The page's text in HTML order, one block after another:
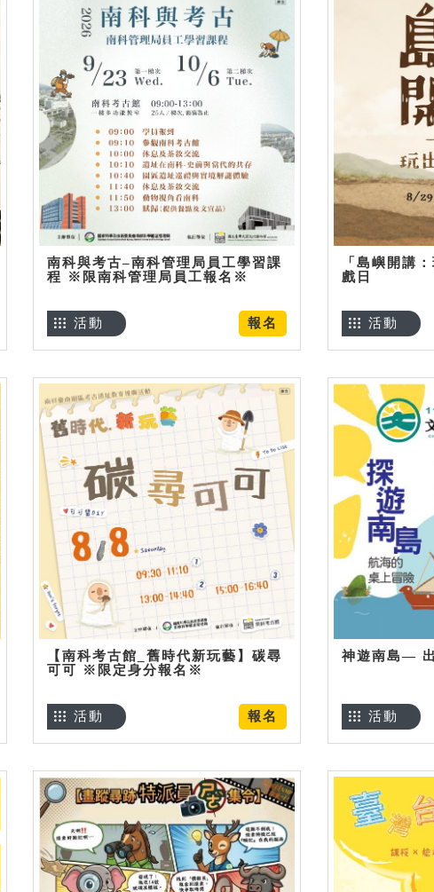
南科與考古–南科管理局員工學習課
程 ※限南科管理局員工報名※
報名
活動
「島嶼開講
戲日
活動
【南科考古館_舊時代新玩藝】碳尋
可可 ※限定身分報名※
報名
活動
神遊南島—
活動